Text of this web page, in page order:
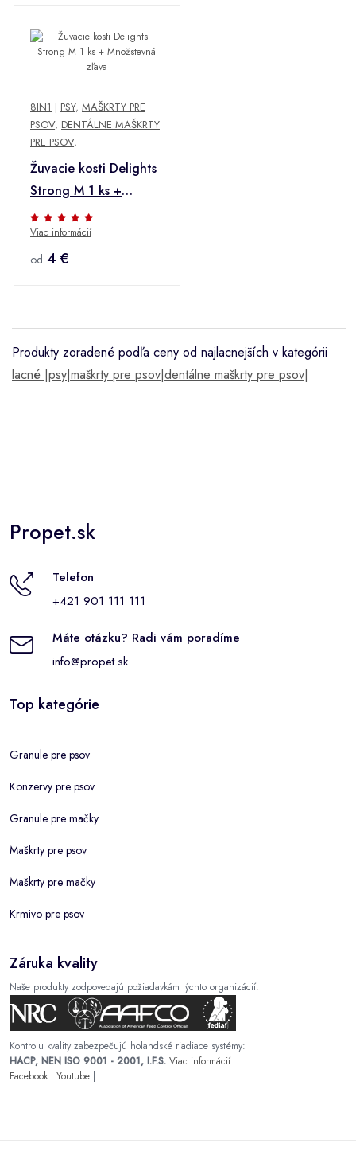
8IN1 | PSY, MAŠKRTY PRE
PSOV, DENTÁLNE MAŠKRTY
PRE PSOV,
Žuvacie kosti Delights
Strong M 1 ks +
Množstevná zľava
Viac informácií
od 4 €
Produkty zoradené podľa ceny od najlacnejších v kategórii
lacné |psy|maškrty pre psov|dentálne maškrty pre psov|
Propet.sk
Telefon
+421 901 111 111
Máte otázku? Radi vám poradíme
info@propet.sk
Top kategórie
Granule pre psov
Konzervy pre psov
Granule pre mačky
Maškrty pre psov
Maškrty pre mačky
Krmivo pre psov
Záruka kvality
Naše produkty zodpovedajú požiadavkám týchto organizácií:
Kontrolu kvality zabezpečujú holandské riadiace systémy:
HACP, NEN ISO 9001 - 2001, I.F.S. Viac informácií
Facebook| Youtube |